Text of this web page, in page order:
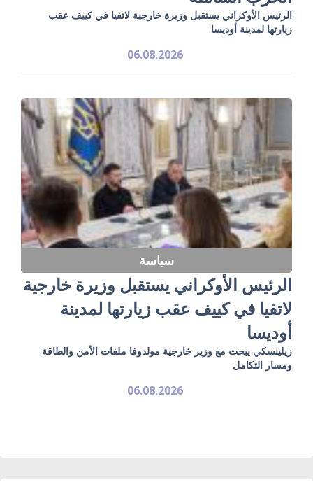
الرئيس الأوكراني يستقبل وزيرة خارجية لاتفيا في كييف عقب
زيارتها لمدينة أوديسا
06.08.2026
سياسة
الرئيس الأوكراني يستقبل وزيرة خارجية
لاتفيا في كييف عقب زيارتها لمدينة
أوديسا
زيلينسكي يبحث مع وزير خارجية مولدوفا ملفات الأمن والطاقة
ومسار التكامل
06.08.2026